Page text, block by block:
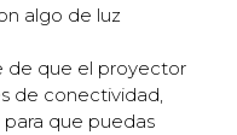
algo de luz
de que el proyector
de conectividad,
que puedas